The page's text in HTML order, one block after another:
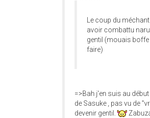
Le coup du
avoir combattu
gentil (mouais boffe
faire)
=>Bah j'en suis au
de Sasuke , pas vu de
devenir gentil.